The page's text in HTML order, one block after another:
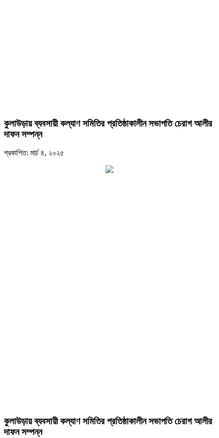
কুলাউড়ায় ব্যবসায়ী কল্যাণ সমিতির প্রতিষ্ঠাকালীন সভাপতি চেরাগ আলীর
দাফন সম্পন্ন
প্রকাশিত: মার্চ ৪, ২০২৫
কুলাউড়ায় ব্যবসায়ী কল্যাণ সমিতির প্রতিষ্ঠাকালীন সভাপতি চেরাগ আলীর
দাফন সম্পন্ন